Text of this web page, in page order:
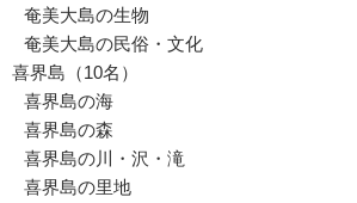
奄美大島の生物
奄美大島の民俗・文化
喜界島（10名）
喜界島の海
喜界島の森
喜界島の川・沢・滝
喜界島の里地